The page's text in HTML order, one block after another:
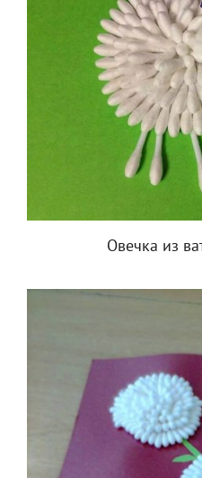
Овечка из